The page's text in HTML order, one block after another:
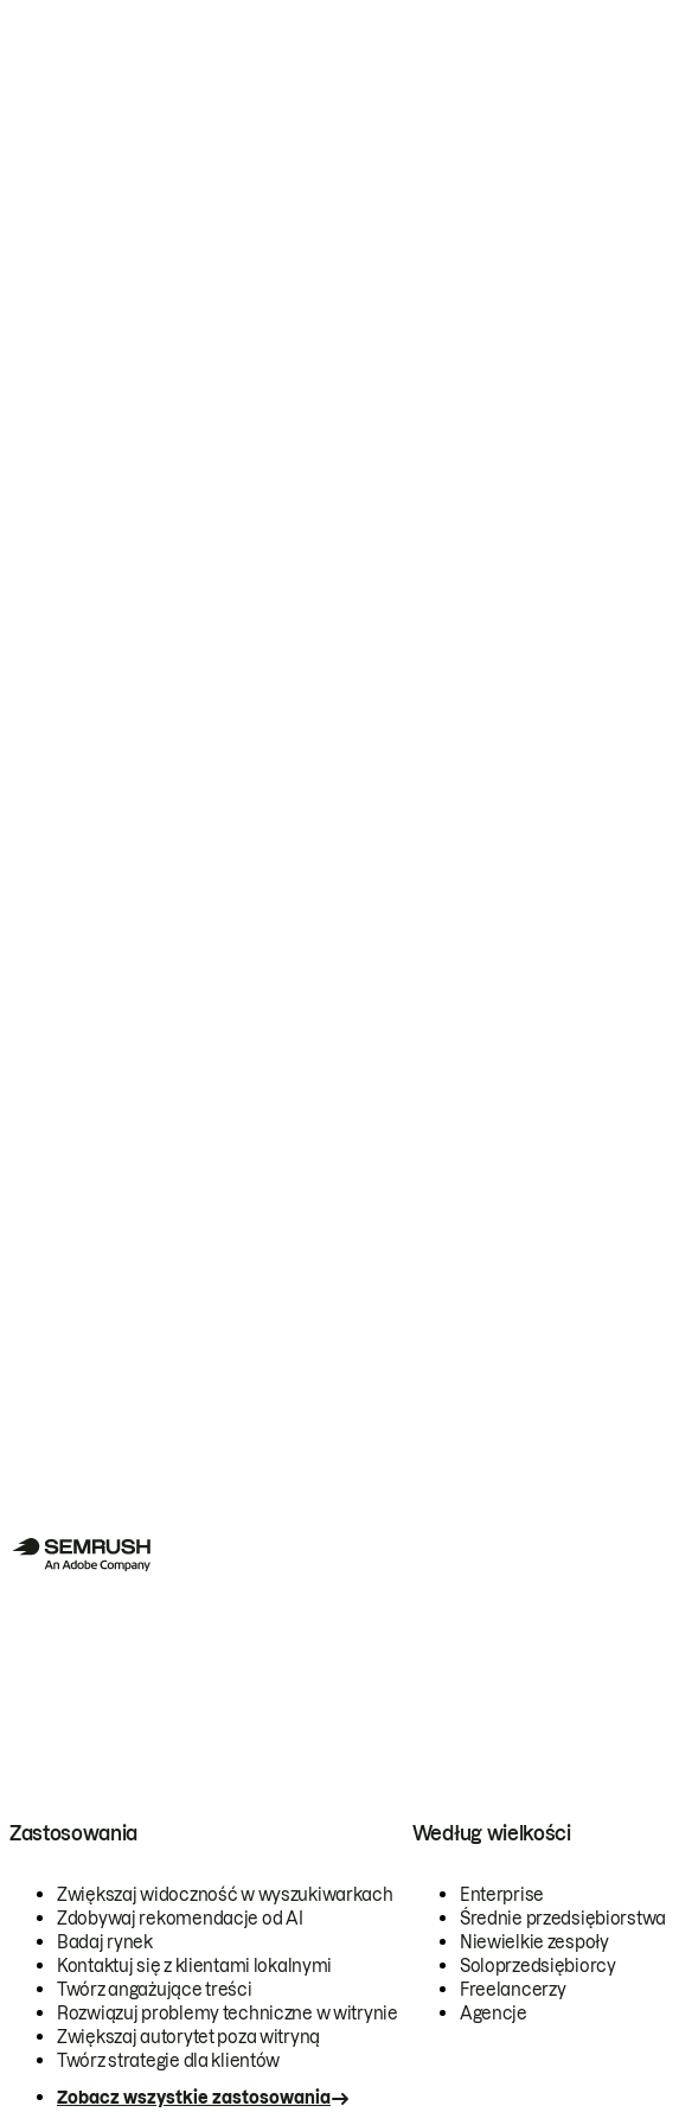
Zastosowania
Zwiększaj widoczność w wyszukiwarkach
Zdobywaj rekomendacje od AI
Badaj rynek
Kontaktuj się z klientami lokalnymi
Twórz angażujące treści
Rozwiązuj problemy techniczne w witrynie
Zwiększaj autorytet poza witryną
Twórz strategie dla klientów
Zobacz wszystkie zastosowania
Według wielkości
Enterprise
Średnie przedsiębiorstwa
Niewielkie zespoły
Soloprzedsiębiorcy
Freelancerzy
Agencje